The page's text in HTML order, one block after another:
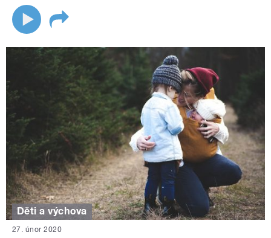
Děti a výchova
27. únor 2020